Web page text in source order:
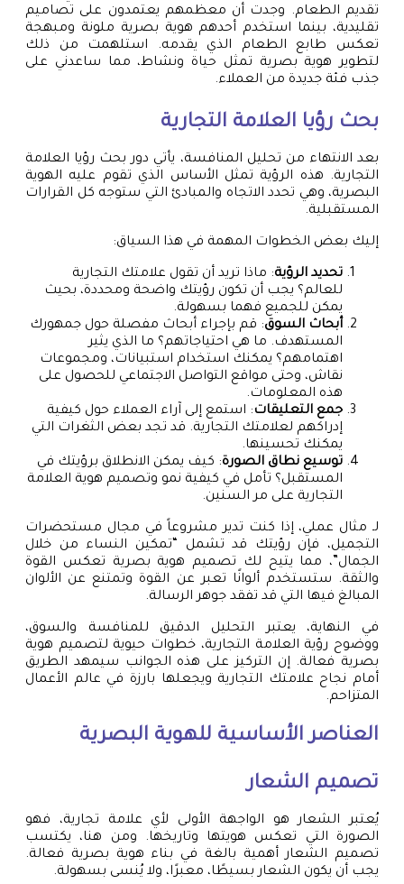
تقديم الطعام. وجدت أن معظمهم يعتمدون على تصاميم
تقليدية، بينما استخدم أحدهم هوية بصرية ملونة ومبهجة
تعكس طابع الطعام الذي يقدمه. استلهمت من ذلك
لتطوير هوية بصرية تمثل حياة ونشاط، مما ساعدني على
جذب فئة جديدة من العملاء.
بحث رؤيا العلامة التجارية
بعد الانتهاء من تحليل المنافسة، يأتي دور بحث رؤيا العلامة
التجارية. هذه الرؤية تمثل الأساس الذي تقوم عليه الهوية
البصرية، وهي تحدد الاتجاه والمبادئ التي ستوجه كل القرارات
المستقبلية.
إليك بعض الخطوات المهمة في هذا السياق:
تحديد الرؤية: ماذا تريد أن تقول علامتك التجارية
للعالم؟ يجب أن تكون رؤيتك واضحة ومحددة، بحيث
يمكن للجميع فهما بسهولة.
أبحاث السوق: قم بإجراء أبحاث مفصلة حول جمهورك
المستهدف. ما هي احتياجاتهم؟ ما الذي يثير
اهتمامهم؟ يمكنك استخدام استبيانات، ومجموعات
نقاش، وحتى مواقع التواصل الاجتماعي للحصول على
هذه المعلومات.
جمع التعليقات: استمع إلى آراء العملاء حول كيفية
إدراكهم لعلامتك التجارية. قد تجد بعض الثغرات التي
يمكنك تحسينها.
توسيع نطاق الصورة: كيف يمكن الانطلاق برؤيتك في
المستقبل؟ تأمل في كيفية نمو وتصميم هوية العلامة
التجارية على مر السنين.
لـ مثال عملي، إذا كنت تدير مشروعاً في مجال مستحضرات
التجميل، فإن رؤيتك قد تشمل “تمكين النساء من خلال
الجمال”، مما يتيح لك تصميم هوية بصرية تعكس القوة
والثقة. ستستخدم ألوانًا تعبر عن القوة وتمتنع عن الألوان
المبالغ فيها التي قد تفقد جوهر الرسالة.
في النهاية، يعتبر التحليل الدقيق للمنافسة والسوق،
ووضوح رؤية العلامة التجارية، خطوات حيوية لتصميم هوية
بصرية فعالة. إن التركيز على هذه الجوانب سيمهد الطريق
أمام نجاح علامتك التجارية ويجعلها بارزة في عالم الأعمال
المتزاحم.
العناصر الأساسية للهوية البصرية
تصميم الشعار
يُعتبر الشعار هو الواجهة الأولى لأي علامة تجارية، فهو
الصورة التي تعكس هويتها وتاريخها. ومن هنا، يكتسب
تصميم الشعار أهمية بالغة في بناء هوية بصرية فعالة.
يجب أن يكون الشعار بسيطًا، معبرًا، ولا يُنسى بسهولة.